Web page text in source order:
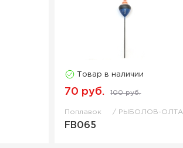
Товар в наличии
70 руб. 100 руб.
Поплавок РЫБОЛОВ-ОЛТА
FB065